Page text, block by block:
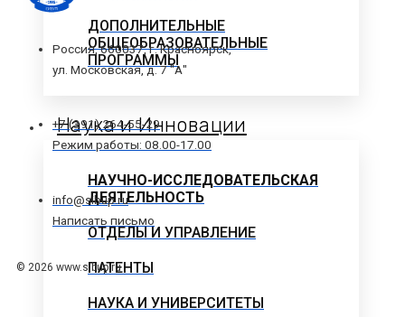
ДОПОЛНИТЕЛЬНЫЕ
ОБЩЕОБРАЗОВАТЕЛЬНЫЕ
ПРОГРАММЫ
Наука и Инновации
НАУЧНО-ИССЛЕДОВАТЕЛЬСКАЯ
ДЕЯТЕЛЬНОСТЬ
ОТДЕЛЫ И УПРАВЛЕНИЕ
ПАТЕНТЫ
НАУКА И УНИВЕРСИТЕТЫ
Россия, 660037, г. Красноярск,
ул. Московская, д. 7 "А"
+7 (391) 264-55-29
Режим работы: 08.00-17.00
info@sibup.ru
Написать письмо
© 2026 www.sibup.ru